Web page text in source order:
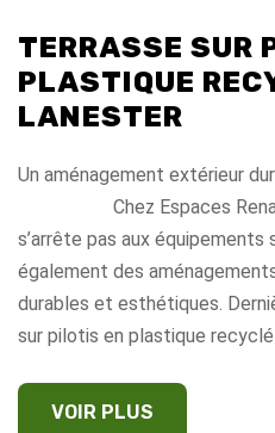
TERRASSE SUR
PLASTIQUE
LANESTER
Un aménagement extérieur
Chez Espaces Renard,
s’arrête pas aux équipements
également des
durables et esthétiques.
sur pilotis en plastique recyclé